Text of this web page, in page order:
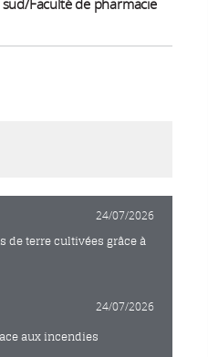
sud/Faculté de pharmacie
24/07/2026
de terre cultivées grâce à
24/07/2026
aux incendies